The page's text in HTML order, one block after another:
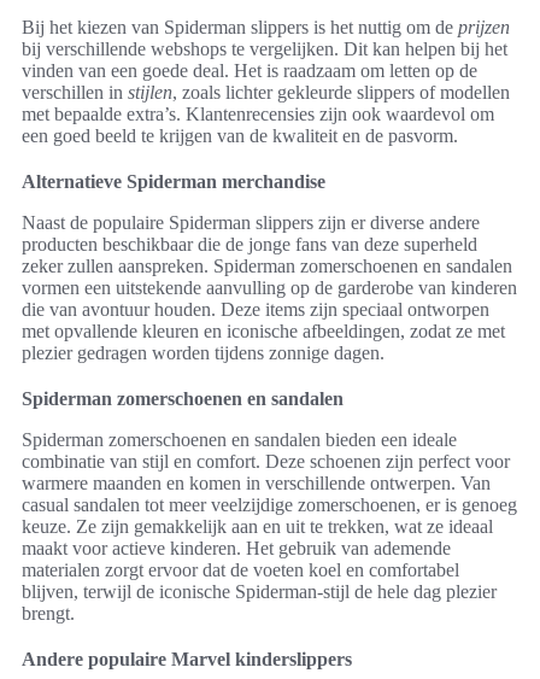
Bij het kiezen van Spiderman slippers is het nuttig om de prijzen
bij verschillende webshops te vergelijken. Dit kan helpen bij het
vinden van een goede deal. Het is raadzaam om letten op de
verschillen in stijlen, zoals lichter gekleurde slippers of modellen
met bepaalde extra’s. Klantenrecensies zijn ook waardevol om
een goed beeld te krijgen van de kwaliteit en de pasvorm.
Alternatieve Spiderman merchandise
Naast de populaire Spiderman slippers zijn er diverse andere
producten beschikbaar die de jonge fans van deze superheld
zeker zullen aanspreken. Spiderman zomerschoenen en sandalen
vormen een uitstekende aanvulling op de garderobe van kinderen
die van avontuur houden. Deze items zijn speciaal ontworpen
met opvallende kleuren en iconische afbeeldingen, zodat ze met
plezier gedragen worden tijdens zonnige dagen.
Spiderman zomerschoenen en sandalen
Spiderman zomerschoenen en sandalen bieden een ideale
combinatie van stijl en comfort. Deze schoenen zijn perfect voor
warmere maanden en komen in verschillende ontwerpen. Van
casual sandalen tot meer veelzijdige zomerschoenen, er is genoeg
keuze. Ze zijn gemakkelijk aan en uit te trekken, wat ze ideaal
maakt voor actieve kinderen. Het gebruik van ademende
materialen zorgt ervoor dat de voeten koel en comfortabel
blijven, terwijl de iconische Spiderman-stijl de hele dag plezier
brengt.
Andere populaire Marvel kinderslippers